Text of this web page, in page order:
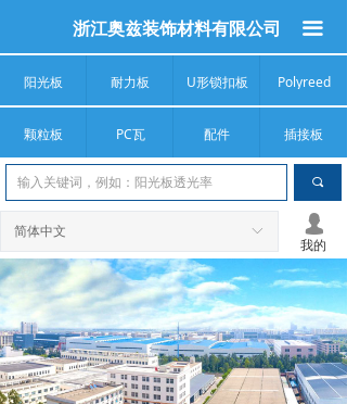
浙江奥兹装饰材料有限公司 끀
끠
阳光板 耐力板 U形锁扣板 Polyreed
颗粒板 PC瓦 配件 插接板
넙
我的
ꀅ
简体中文